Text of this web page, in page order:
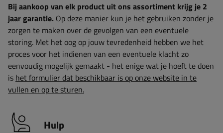
Bij aankoop van elk product uit ons assortiment krijg je 2
jaar garantie. Op deze manier kun je het gebruiken zonder je
zorgen te maken over de gevolgen van een eventuele
storing. Met het oog op jouw tevredenheid hebben we het
proces voor het indienen van een eventuele klacht zo
eenvoudig mogelijk gemaakt - het enige wat je hoeft te doen
is het formulier dat beschikbaar is op onze website in te
vullen en op te sturen.
Hulp